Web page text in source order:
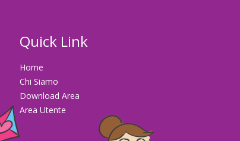
Quick Link
Home
Chi Siamo
Download Area
Area Utente